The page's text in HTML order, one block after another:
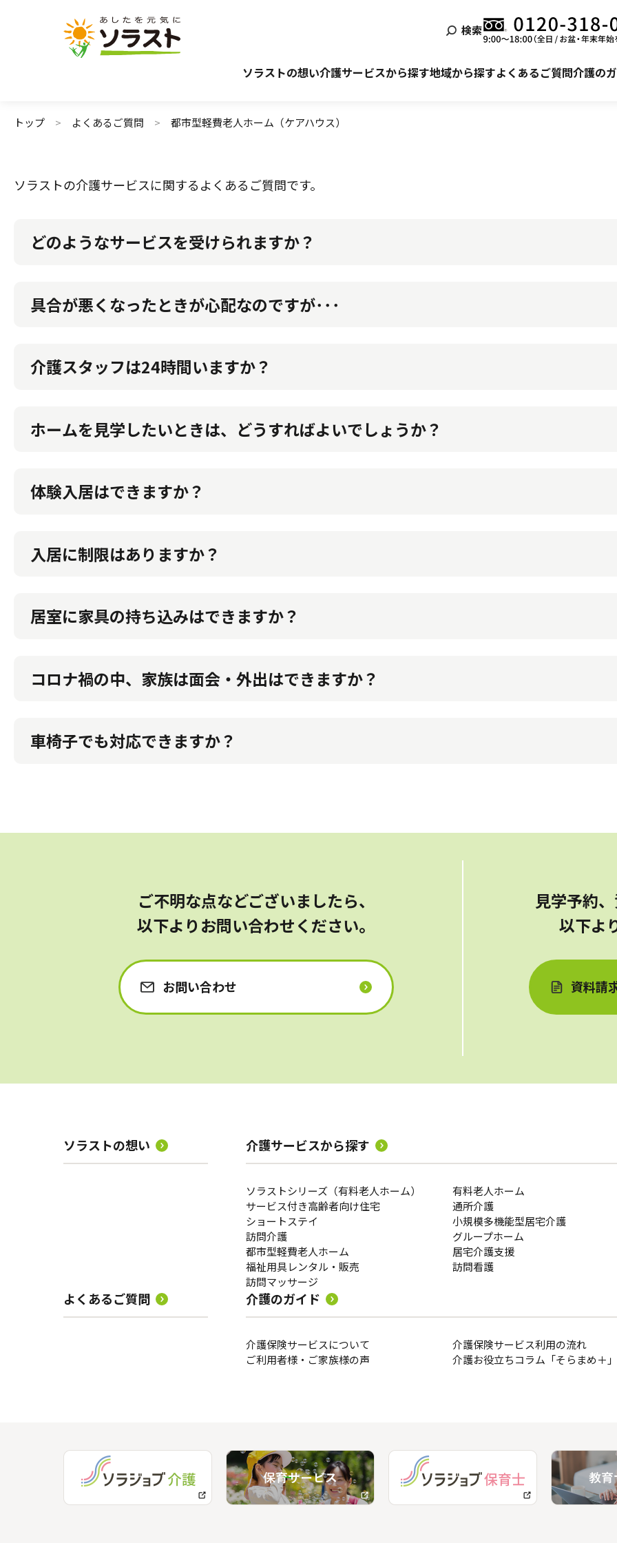
検索
ソラストの想い介護サービスから探す
施設で暮らす 自宅でサービスを受ける
地域から探すよくあるご質問介護の
介護保険サービスについて ご利用者様・ご家族様の声
トップ よくあるご質問 都市型軽費老人ホーム（ケアハウス）
ソラストの介護サービスに関するよくあるご質問です。
どのようなサービスを受けられますか？
具合が悪くなったときが心配なのですが･･･
入居者様の日常の健康管理は、ホームスタッフ全員で行います。ホームごとに協力医療機関と連携し、定期
介護スタッフは24時間いますか？
ホームを見学したいときは、どうすればよいでしょうか？
体験入居はできますか？
体験していただけます。実際の暮らしを体験いただき、納得いただいたうえでご入居いただくことをお勧め
入居に制限はありますか？
60歳以上の方で、自立して日常生活ができる方、もしくは在宅サービス等を利用して、自立した日常生活を
居室に家具の持ち込みはできますか？
ご自宅でお使いの家具をお持込いただけます。
コロナ禍の中、家族は面会・外出はできますか？
感染の拡大状況によっては面会、外出を制限している場合がございます。
車椅子でも対応できますか？
ご不明な点などございましたら、
以下よりお問い合わせください。
お問い合わせ
見学予約
以下よ
資料請
ソラストの想い 介護サービスから探す
ソラストシリーズ（有料老人ホーム）
有料老人ホーム
サービス付き高齢者向け住宅
通所介護
ショートステイ
小規模多機能型居宅介護
訪問介護
グループホーム
都市型軽費老人ホーム
居宅介護支援
福祉用具レンタル・販売
訪問看護
訪問マッサージ
よくあるご質問 介護のガイド
介護保険サービスについて
介護保険サービス利用の流れ
ご利用者様・ご家族様の声
介護お役立ちコラム「そらまめ＋」